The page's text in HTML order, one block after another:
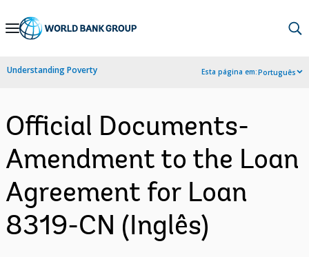
Skip
Navigation
Understanding Poverty Esta página em:Português
Official Documents-
Amendment to the Loan
Agreement for Loan
8319-CN (Inglês)